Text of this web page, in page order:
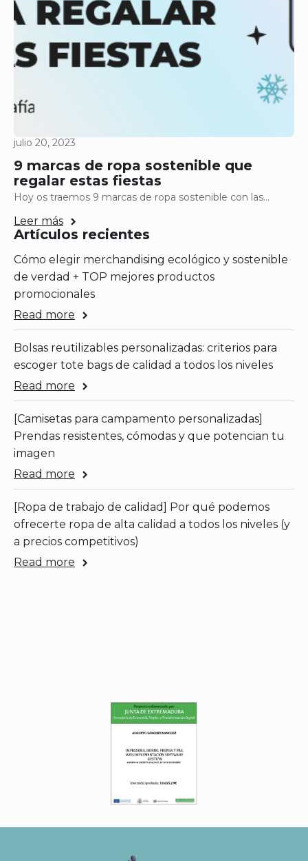
9 marcas de ropa sostenible que
regalar estas fiestas
julio 20, 2023
Hoy os traemos 9 marcas de ropa sostenible con las…
Leer más
Artículos recientes
Cómo elegir merchandising ecológico y sostenible
de verdad + TOP mejores productos
promocionales
Read more
Bolsas reutilizables personalizadas: criterios para
escoger tote bags de calidad a todos los niveles
Read more
[Camisetas para campamento personalizadas]
Prendas resistentes, cómodas y que potencian tu
imagen
Read more
[Ropa de trabajo de calidad] Por qué podemos
ofrecerte ropa de alta calidad a todos los niveles (y
a precios competitivos)
Read more